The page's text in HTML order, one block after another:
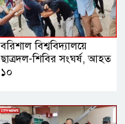
বরিশাল বিশ্ববিদ্যালয়ে
ছাত্রদল-শিবির সংঘর্ষ, আহত
১০